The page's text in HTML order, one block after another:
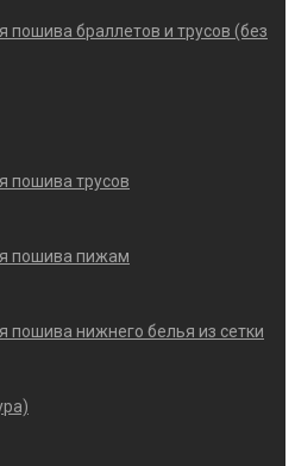
пошива браллетов и трусов (без
пошива трусов
пошива пижам
пошива нижнего белья из сетки